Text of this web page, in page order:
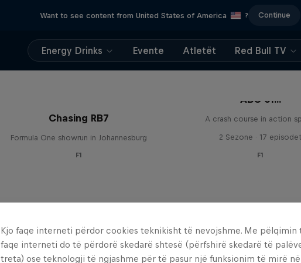
Want to see content from United States of America ? Continue
Energy Drinks Evente Atletët Red Bull TV
Chasing RB7
Formula One showrun in Johannesburg
F1
ABC of...
A crash course in action
2 Sezone · 17 episodet
F1
Kjo faqe interneti përdor cookies teknikisht të nevojshme. Me pëlqimin
faqe interneti do të përdorë skedarë shtesë (përfshirë skedarë të
treta) ose teknologji të ngjashme për të pasur një funksionim të mirë